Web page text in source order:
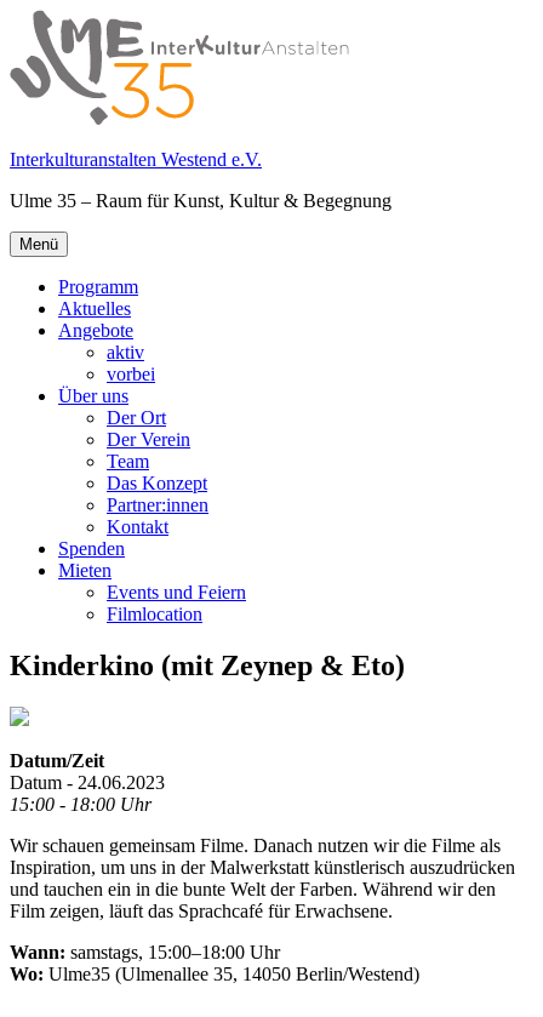
Springe
zum
Inhalt
Interkulturanstalten Westend e.V.
Ulme 35 – Raum für Kunst, Kultur & Begegnung
Primäres
Menü
Menü
Programm
Aktuelles
Angebote
aktiv
vorbei
Über uns
Der Ort
Der Verein
Team
Das Konzept
Partner:innen
Kontakt
Spenden
Mieten
Events und Feiern
Filmlocation
Kinderkino (mit Zeynep & Eto)
Datum/Zeit
Datum - 24.06.2023
15:00 - 18:00 Uhr
Wir schauen gemeinsam Filme. Danach nutzen wir die Filme als
Inspiration, um uns in der Malwerkstatt künstlerisch auszudrücken
und tauchen ein in die bunte Welt der Farben. Während wir den
Film zeigen, läuft das Sprachcafé für Erwachsene.
Wann: samstags, 15:00–18:00 Uhr
Wo: Ulme35 (Ulmenallee 35, 14050 Berlin/Westend)